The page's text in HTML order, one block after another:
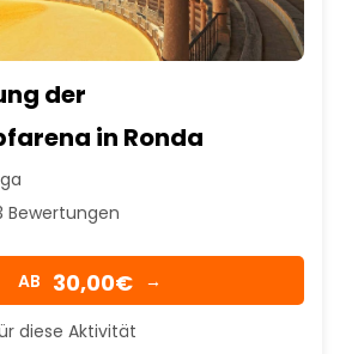
der
in Ronda
Bewertungen
AB 30,00€ →
diese Aktivität